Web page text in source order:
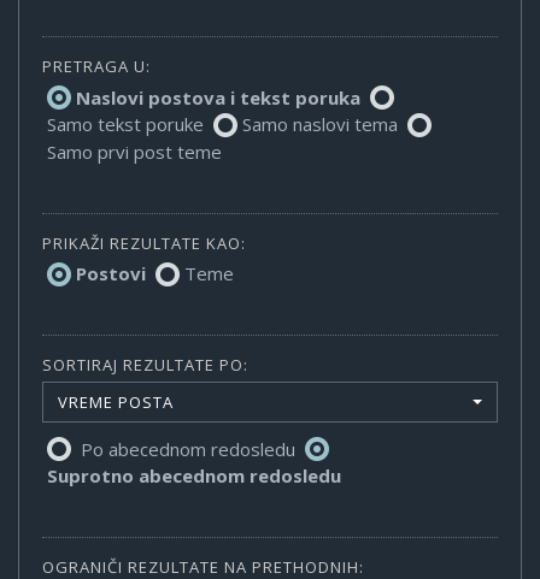
PRETRAGA U:
Naslovi postova i tekst poruka
Samo tekst poruke
Samo naslovi tema
Samo prvi post teme
PRIKAŽI REZULTATE KAO:
Postovi Teme
SORTIRAJ REZULTATE PO:
VREME POSTA
Po abecednom redosledu
Suprotno abecednom redosledu
OGRANIČI REZULTATE NA PRETHODNIH: